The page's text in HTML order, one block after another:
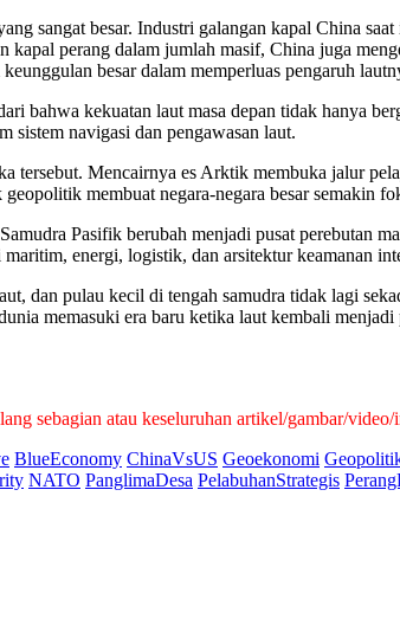
sangat besar. Industri galangan kapal China
kapal perang dalam jumlah masif, China juga
besar dalam memperluas pengaruh
bahwa kekuatan laut masa depan tidak hanya
sistem navigasi dan pengawasan laut.
tersebut. Mencairnya es Arktik membuka jalur
membuat negara-negara besar semakin
Pasifik berubah menjadi pusat perebutan
energi, logistik, dan arsitektur keamanan
dan pulau kecil di tengah samudra tidak lagi
memasuki era baru ketika laut kembali
sebagian atau keseluruhan artikel/gambar/
BlueEconomy ChinaVsUS Geoekonomi
NATO PanglimaDesa PelabuhanStrategis